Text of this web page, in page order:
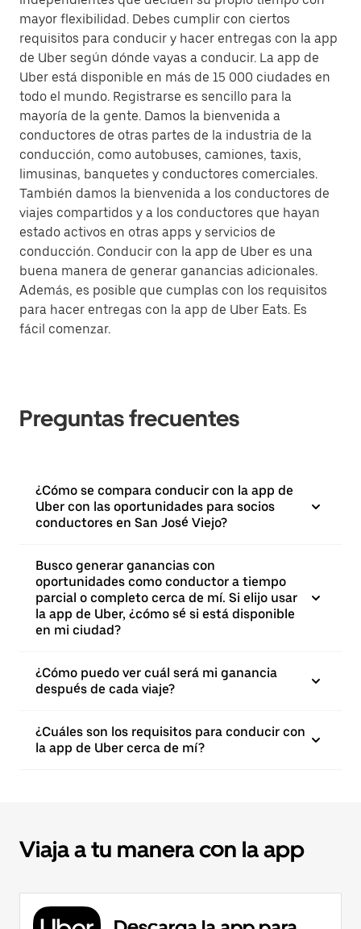
mayor flexibilidad. Debes cumplir con ciertos
requisitos para conducir y hacer entregas con la app
de Uber según dónde vayas a conducir. La app de
Uber está disponible en más de 15 000 ciudades en
todo el mundo. Registrarse es sencillo para la
mayoría de la gente. Damos la bienvenida a
conductores de otras partes de la industria de la
conducción, como autobuses, camiones, taxis,
limusinas, banquetes y conductores comerciales.
También damos la bienvenida a los conductores de
viajes compartidos y a los conductores que hayan
estado activos en otras apps y servicios de
conducción. Conducir con la app de Uber es una
buena manera de generar ganancias adicionales.
Además, es posible que cumplas con los requisitos
para hacer entregas con la app de Uber Eats. Es
fácil comenzar.
Preguntas frecuentes
¿Cómo se compara conducir con la app de
Uber con las oportunidades para socios
conductores en San José Viejo?
Busco generar ganancias con
oportunidades como conductor a tiempo
parcial o completo cerca de mí. Si elijo usar
la app de Uber, ¿cómo sé si está disponible
en mi ciudad?
¿Cómo puedo ver cuál será mi ganancia
después de cada viaje?
¿Cuáles son los requisitos para conducir con
la app de Uber cerca de mí?
Viaja a tu manera con la app